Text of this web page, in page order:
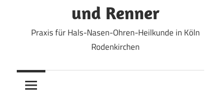
und Renner
Praxis für Hals-Nasen-Ohren-Heilkunde in Köln
Rodenkirchen